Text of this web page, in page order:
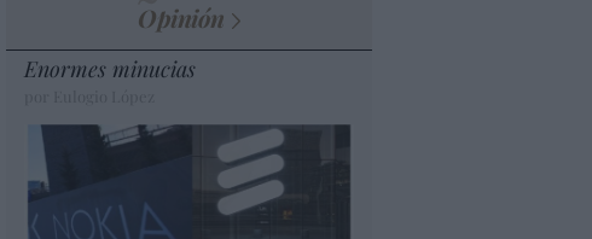
Opinión
Enormes minucias